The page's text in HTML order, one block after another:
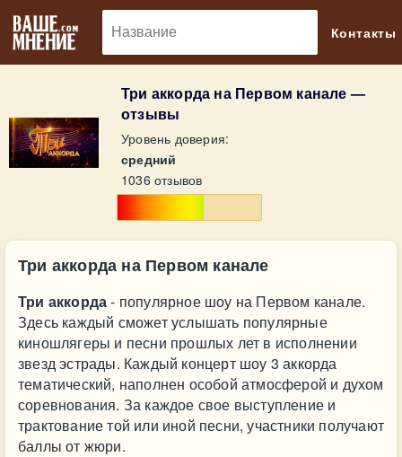
Контакты
Три аккорда на Первом канале —
отзывы
Уровень доверия:
средний
1036 отзывов
Три аккорда на Первом канале
Три аккорда- популярное шоу на Первом канале.
Здесь каждый сможет услышать популярные
киношлягеры и песни прошлых лет в исполнении
звезд эстрады. Каждый концерт шоу 3 аккорда
тематический, наполнен особой атмосферой и духом
соревнования. За каждое свое выступление и
трактование той или иной песни, участники получают
баллы от жюри.